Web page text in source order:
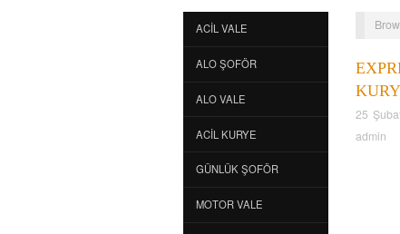
ACIL VALE
ALO ŞOFÖR
ALO VALE
ACIL KURYE
GÜNLÜK ŞOFÖR
MOTOR VALE
25
admin